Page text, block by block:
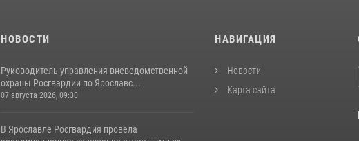
НОВОСТИ
Руководитель управления вневедомственной
охраны Росгвардии по Ярославс...
07 августа 2026, 09:30
В Ярославле Росгвардия провела
НАВИГАЦИЯ
Новости
Карта сайта